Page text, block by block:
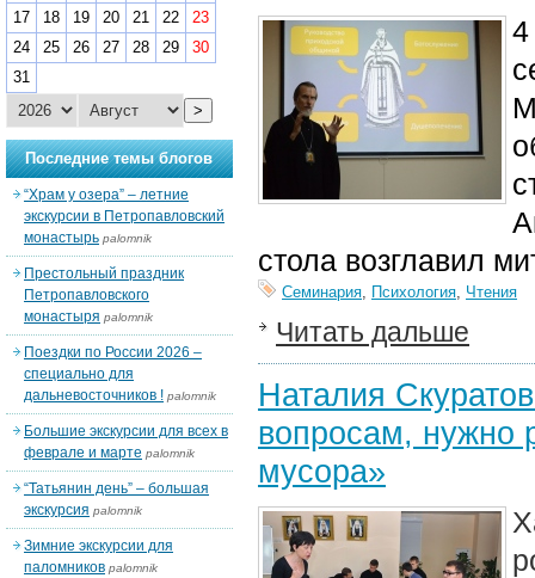
4
стола возглавил
Семинария, Психология, Чтения
Читать дальше
Наталия
вопросам, нужно
мусора»
17
18 19 20 21 22
23
24
25 26 27 28 29
30
31
>
Последние темы блогов
“Храм у озера” – летние
экскурсии в Петропавловский
монастырь palomnik
Престольный праздник
Петропавловского
монастыря palomnik
Поездки по России 2026 –
специально для
дальневосточников ! palomnik
Большие экскурсии для всех в
феврале и марте palomnik
“Татьянин день” – большая
экскурсия palomnik
Зимние экскурсии для
паломников palomnik